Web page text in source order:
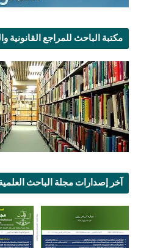
مكتبة الباحث للمراجع القانونية
آخر إصدارات مجلة الباحث